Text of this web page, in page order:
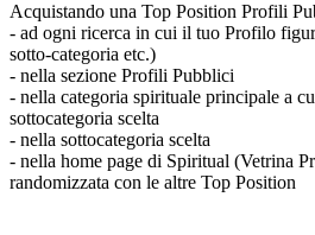
Acquistando una Top Position Profili
- ad ogni ricerca in cui il tuo Profilo
sotto-categoria etc.)
- nella sezione Profili Pubblici
- nella categoria spirituale principale a
sottocategoria scelta
- nella sottocategoria scelta
- nella home page di Spiritual (Vetrina
randomizzata con le altre Top Position